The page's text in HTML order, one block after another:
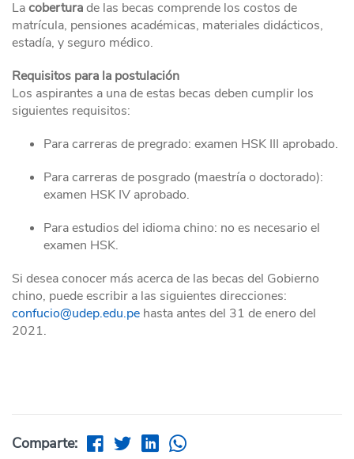
Lacoberturade las becas comprende los costos de
matrícula, pensiones académicas, materiales didácticos,
estadía, y seguro médico.
Requisitos para la postulación
Los aspirantes a una de estas becas deben cumplir los
siguientes requisitos:
Para carreras de pregrado: examen HSK III aprobado.
Para carreras de posgrado (maestría o doctorado):
examen HSK IV aprobado.
Para estudios del idioma chino: no es necesario el
examen HSK.
Si desea conocer más acerca de las becas del Gobierno
chino, puede escribir a las siguientes direcciones:
confucio@udep.edu.pe hasta antes del 31 de enero del
2021.
Comparte: